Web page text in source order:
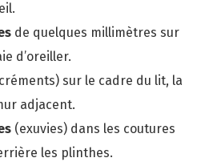
de quelques millimètres sur
d’oreiller.
sur le cadre du lit, la
adjacent.
(exuvies) dans les coutures
les plinthes.